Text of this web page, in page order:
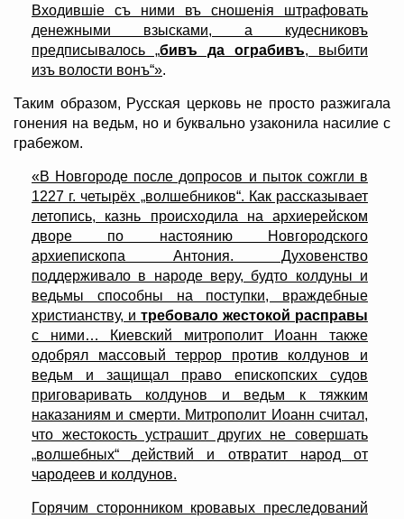
Входившiе съ ними въ сношенiя штрафовать
денежными взысками, а кудесниковъ
предписывалось „бивъ да ограбивъ, выбити
изъ волости вонъ“».
Таким образом, Русская церковь не просто разжигала
гонения на ведьм, но и буквально узаконила насилие с
грабежом.
«В Новгороде после допросов и пыток сожгли в
1227 г. четырёх „волшебников“. Как рассказывает
летопись, казнь происходила на архиерейском
дворе по настоянию Новгородского
архиепископа Антония. Духовенство
поддерживало в народе веру, будто колдуны и
ведьмы способны на поступки, враждебные
христианству, и требовало жестокой расправы
с ними… Киевский митрополит Иоанн также
одобрял массовый террор против колдунов и
ведьм и защищал право епископских судов
приговаривать колдунов и ведьм к тяжким
наказаниям и смерти. Митрополит Иоанн считал,
что жестокость устрашит других не совершать
„волшебных“ действий и отвратит народ от
чародеев и колдунов.
Горячим сторонником кровавых преследований